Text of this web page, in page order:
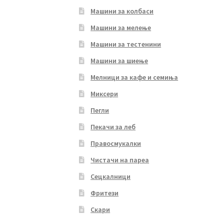
Машини за колбаси
Машини за мелење
Машини за тестенини
Машини за шиење
Мелници за кафе и семиња
Миксери
Пегли
Пекачи за леб
Правосмукалки
Чистачи на пареа
Сецкалници
Фритези
Скари